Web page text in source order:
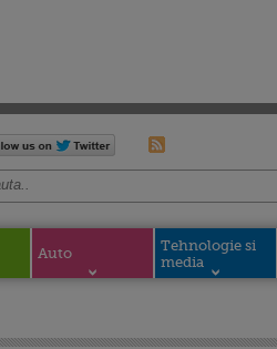
Auto
Tehnologie si
media